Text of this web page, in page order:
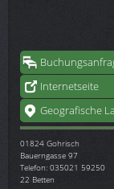
Internetseite
Geografische
01824 Gohrisch
Bauerngasse 97
Telefon: 035021 59250
22 Betten